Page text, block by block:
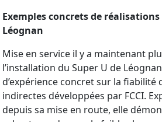
Exemples concrets de réalisations
Léognan
Mise en service il y a maintenant
l’installation du Super U de
d’expérience concret sur la fiabilité
indirectes développées par FCCI.
depuis sa mise en route, elle